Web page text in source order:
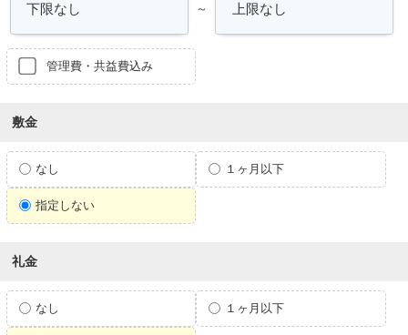
～
管理費・共益費込み
敷金
なし １ヶ月以下
指定しない
礼金
なし １ヶ月以下